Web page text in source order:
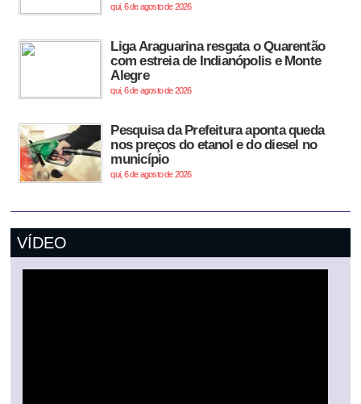
qui, 6 de agosto de 2026
Liga Araguarina resgata o Quarentão
com estreia de Indianópolis e Monte
Alegre
qui, 6 de agosto de 2026
Pesquisa da Prefeitura aponta queda
nos preços do etanol e do diesel no
município
qui, 6 de agosto de 2026
VÍDEO